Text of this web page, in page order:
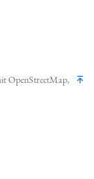
OpenStreetMap,